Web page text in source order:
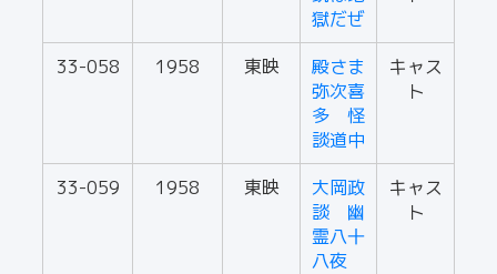
獄だぜ
33-058 1958 東映
殿さま
弥次喜
多 怪
談道中
キャス
ト
33-059 1958 東映
大岡政
談 幽
霊八十
八夜
キャス
ト